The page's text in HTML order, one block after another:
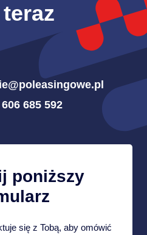
685 592
poniższy
się z Tobą, aby omówić